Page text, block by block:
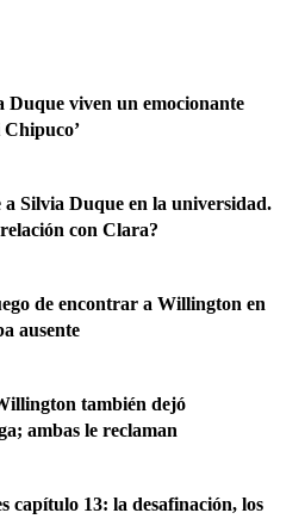
Duque viven un emocionante
Chipuco’
a Silvia Duque en la universidad.
con Clara?
de encontrar a Willington en
ausente
también dejó
ambas le reclaman
capítulo 13: la desafinación, los